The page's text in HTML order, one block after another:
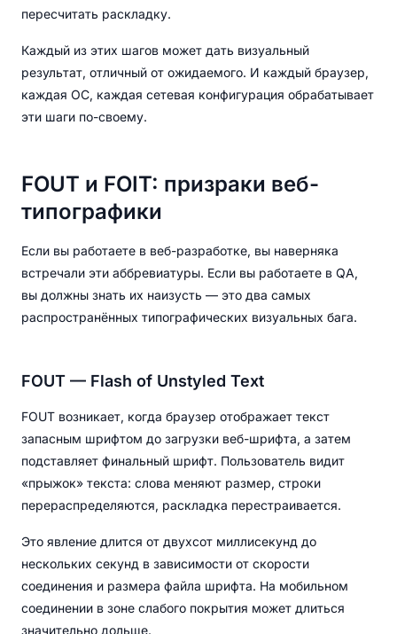
пересчитать раскладку.
Каждый из этих шагов может дать визуальный
результат, отличный от ожидаемого. И каждый браузер,
каждая ОС, каждая сетевая конфигурация обрабатывает
эти шаги по-своему.
FOUT и FOIT: призраки веб-
типографики
Если вы работаете в веб-разработке, вы наверняка
встречали эти аббревиатуры. Если вы работаете в QA,
вы должны знать их наизусть — это два самых
распространённых типографических визуальных бага.
FOUT — Flash of Unstyled Text
FOUT возникает, когда браузер отображает текст
запасным шрифтом до загрузки веб-шрифта, а затем
подставляет финальный шрифт. Пользователь видит
«прыжок» текста: слова меняют размер, строки
перераспределяются, раскладка перестраивается.
Это явление длится от двухсот миллисекунд до
нескольких секунд в зависимости от скорости
соединения и размера файла шрифта. На мобильном
соединении в зоне слабого покрытия может длиться
значительно дольше.